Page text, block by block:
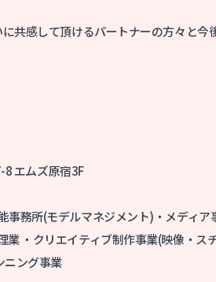
共感して頂けるパートナーの方々と
エムズ原宿3F
事務所(モデルマネジメント)・メディア
業 ・クリエイティブ制作事業(映像・ス
ニング事業